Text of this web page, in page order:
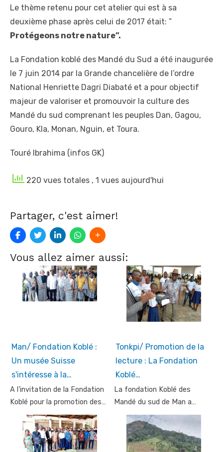
Le thème retenu pour cet atelier qui est à sa
deuxième phase après celui de 2017 était: ”
Protégeons notre nature”.
La Fondation koblé des Mandé du Sud a été inaugurée
le 7 juin 2014 par la Grande chancelière de l’ordre
National Henriette Dagri Diabaté et a pour objectif
majeur de valoriser et promouvoir la culture des
Mandé du sud comprenant les peuples Dan, Gagou,
Gouro, Kla, Monan, Nguin, et Toura.
Touré Ibrahima (infos GK)
220 vues totales , 1 vues aujourd'hui
Partager, c'est aimer!
Vous allez aimer aussi:
Man/ Fondation Koblé :
Un musée Suisse
s'intéresse à la…
A l’invitation de la Fondation
Koblé pour la promotion des…
Tonkpi/ Promotion de la
lecture : La Fondation
Koblé…
La fondation Koblé des
Mandé du sud de Man a…